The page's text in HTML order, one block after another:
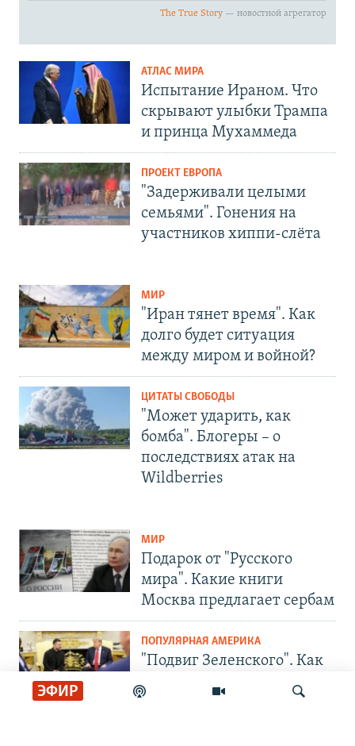
ЭФИР
АТЛАС МИРА
Испытание Ираном. Что
скрывают улыбки Трампа
и принца Мухаммеда
ПРОЕКТ ЕВРОПА
"Задерживали целыми
семьями". Гонения на
участников хиппи-слёта
МИР
"Иран тянет время". Как
долго будет ситуация
между миром и войной?
ЦИТАТЫ СВОБОДЫ
"Может ударить, как
бомба". Блогеры – о
последствиях атак на
Wildberries
МИР
Подарок от "Русского
мира". Какие книги
Москва предлагает сербам
ПОПУЛЯРНАЯ АМЕРИКА
"Подвиг Зеленского". Как
изменилось отношение
США к Украине